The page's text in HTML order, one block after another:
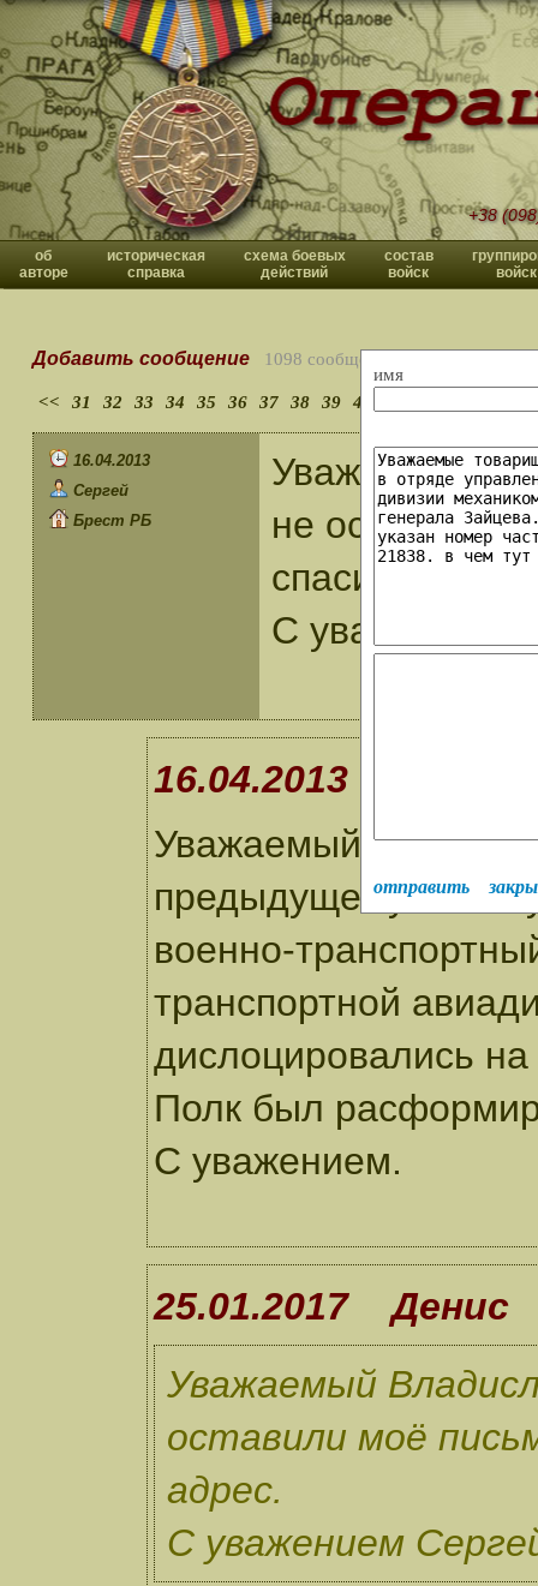
+38
об
авторе
историческая
справка
схема боевых
действий
состав
войск
войск
имя
отправить
Добавить сообщение 1098 сообщений
<< 31 32 33 34 35 36 37 38 39 40
16.04.2013
Сергей
Брест РБ
Уважаемый
не оставили
спасибо за
С уважением
16.04.2013
Уважаемый Сергей!
предыдущему
военно-
транспортной
дислоцировались
Полк был
С уважением.
25.01.2017 Денис
Уважаемый
оставили моё
адрес.
С уважением